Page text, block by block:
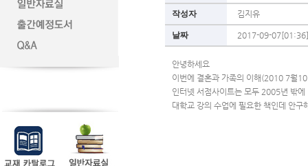
작성자 김지유
날짜 2017-09-07[01:36]
안녕하세요
이번에 결혼과 가족의 이해(2010 7월
인터넷 서점사이트는 모두 2005년 밖에
대학교 강의 수업에 필요한 책인데 안